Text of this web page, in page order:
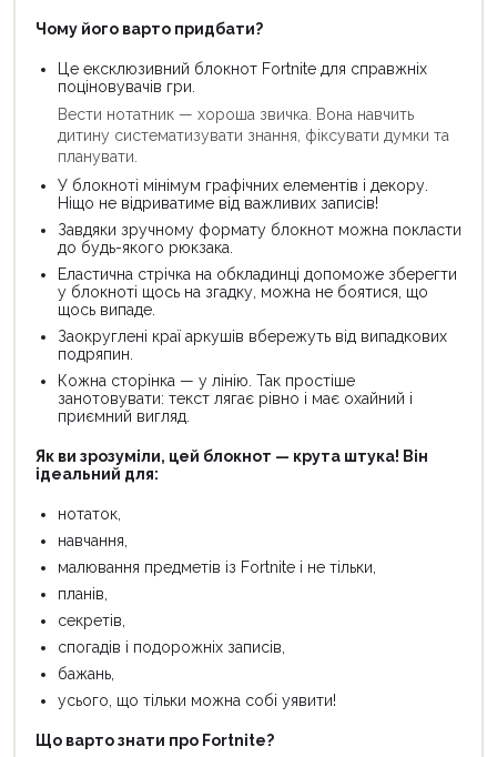
Чому його варто придбати?
Це ексклюзивний блокнот Fortnite для справжніх
поціновувачів гри.
Вести нотатник — хороша звичка. Вона навчить
дитину систематизувати знання, фіксувати думки та
планувати.
У блокноті мінімум графічних елементів і декору.
Ніщо не відриватиме від важливих записів!
Завдяки зручному формату блокнот можна покласти
до будь-якого рюкзака.
Еластична стрічка на обкладинці допоможе зберегти
у блокноті щось на згадку, можна не боятися, що
щось випаде.
Заокруглені краї аркушів вбережуть від випадкових
подряпин.
Кожна сторінка — у лінію. Так простіше
занотовувати: текст лягає рівно і має охайний і
приємний вигляд.
Як ви зрозуміли, цей блокнот — крута штука! Він
ідеальний для:
нотаток,
навчання,
малювання предметів із Fortnite і не тільки,
планів,
секретів,
спогадів і подорожніх записів,
бажань,
усього, що тільки можна собі уявити!
Що варто знати про Fortnite?